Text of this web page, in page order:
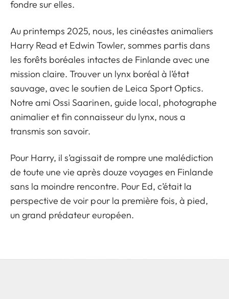
fondre sur elles.
Au printemps 2025, nous, les cinéastes animaliers
Harry Read et Edwin Towler, sommes partis dans
les forêts boréales intactes de Finlande avec une
mission claire. Trouver un lynx boréal à l’état
sauvage, avec le soutien de Leica Sport Optics.
Notre ami Ossi Saarinen, guide local, photographe
animalier et fin connaisseur du lynx, nous a
transmis son savoir.
Pour Harry, il s’agissait de rompre une malédiction
de toute une vie après douze voyages en Finlande
sans la moindre rencontre. Pour Ed, c’était la
perspective de voir pour la première fois, à pied,
un grand prédateur européen.